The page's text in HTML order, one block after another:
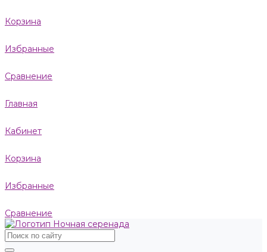
Корзина
Избранные
Сравнение
Главная
Кабинет
Корзина
Избранные
Сравнение